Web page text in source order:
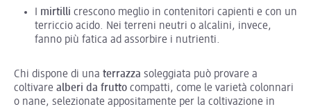
I mirtilli crescono meglio in contenitori capienti e con un
terriccio acido. Nei terreni neutri o alcalini, invece,
fanno più fatica ad assorbire i nutrienti.
Chi dispone di una terrazza soleggiata può provare a
coltivare alberi da frutto compatti, come le varietà colonnari
o nane, selezionate appositamente per la coltivazione in